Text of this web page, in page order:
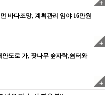
바다조망, 계획관리 임야 16만원
안도로 가, 잣나무 숲자락,쉼터와